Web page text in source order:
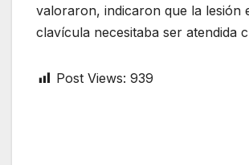
valoraron, indicaron que la lesión
clavícula necesitaba ser atendida
Post Views: 939